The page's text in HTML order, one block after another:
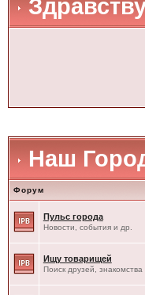
Наш
Форум
Пульс города
Новости, события и др.
Ищу товарищей
Поиск друзей, знакомства